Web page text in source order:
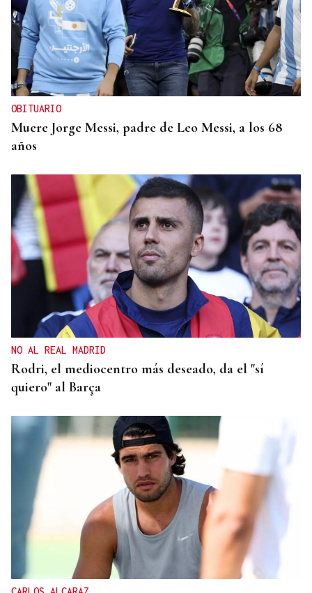
OBITUARIO
Muere Jorge Messi, padre de Leo Messi, a los 68
años
NO AL REAL MADRID
Rodri, el mediocentro más deseado, da el "sí
quiero" al Barça